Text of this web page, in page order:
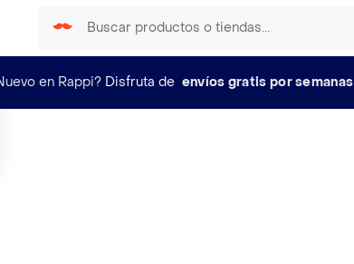
en Rappi? Disfruta de envíos gratis por semanas